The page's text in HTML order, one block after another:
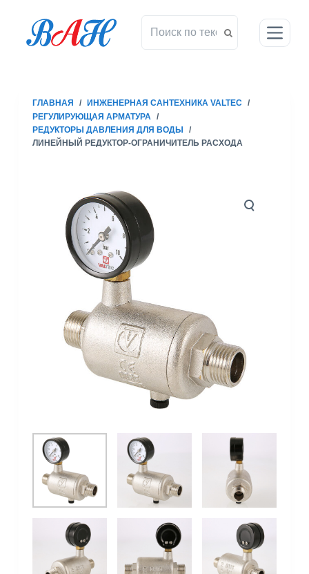
ГЛАВНАЯ / ИНЖЕНЕРНАЯ САНТЕХНИКА VALTEC /
РЕГУЛИРУЮЩАЯ АРМАТУРА
/
РЕДУКТОРЫ ДАВЛЕНИЯ ДЛЯ ВОДЫ
/
ЛИНЕЙНЫЙ РЕДУКТОР-ОГРАНИЧИТЕЛЬ РАСХОДА